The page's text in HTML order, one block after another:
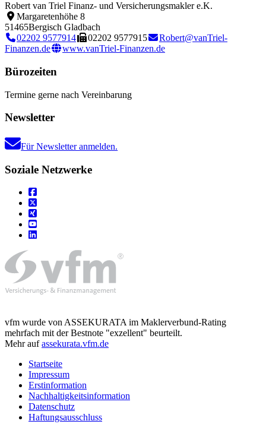
Robert van Triel Finanz- und Versicherungsmakler e.K.
Margaretenhöhe 8
51465Bergisch Gladbach
02202 9577914
02202 9577915
Robert@vanTriel-
Finanzen.de
www.vanTriel-Finanzen.de
Bürozeiten
Termine gerne nach Vereinbarung
Newsletter
Für Newsletter anmelden.
Soziale Netzwerke
vfm wurde von ASSEKURATA im Maklerverbund-Rating
mehrfach mit der Bestnote "exzellent" beurteilt.
Mehr aufassekurata.vfm.de
Startseite
Impressum
Erstinformation
Nachhaltigkeitsinformation
Datenschutz
Haftungsausschluss